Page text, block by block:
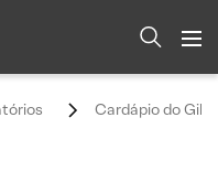
Cardápio do